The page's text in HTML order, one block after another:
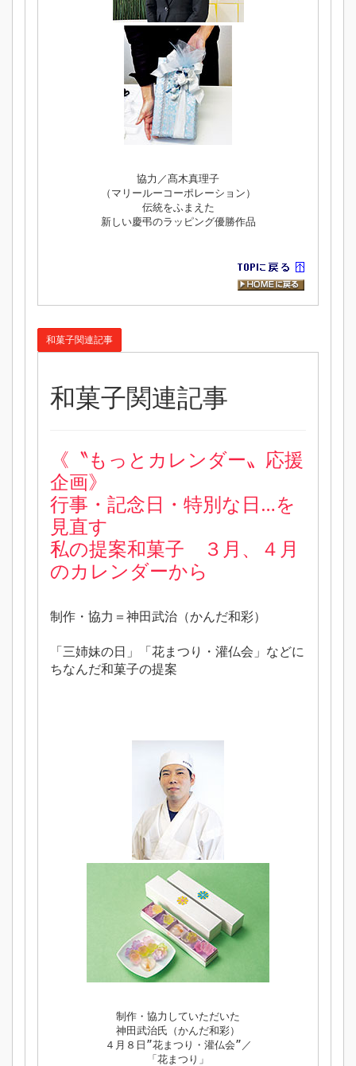
協力／髙木真理子
（マリールーコーポレーション）
伝統をふまえた
新しい慶弔のラッピング優勝作品
和菓子関連記事
和菓子関連記事
《〝もっとカレンダー〟応援
企画》
行事・記念日・特別な日…を
見直す
私の提案和菓子 ３月、４月
のカレンダーから
制作・協力＝神田武治（かんだ和彩）
「三姉妹の日」「花まつり・灌仏会」などに
ちなんだ和菓子の提案
制作・協力していただいた
神田武治氏（かんだ和彩）
４月８日”花まつり・灌仏会”／
「花まつり」